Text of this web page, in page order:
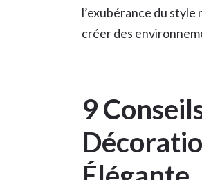
l’exubérance du
créer des
9